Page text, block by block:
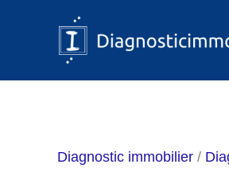
Diagnostic immobilier /